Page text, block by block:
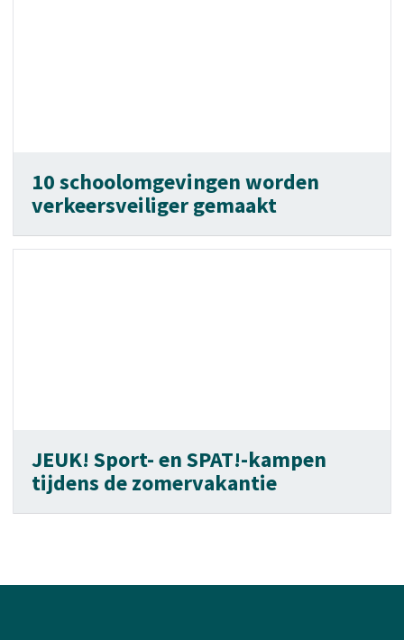
10 schoolomgevingen worden
verkeersveiliger gemaakt
JEUK! Sport- en SPAT!-kampen
tijdens de zomervakantie